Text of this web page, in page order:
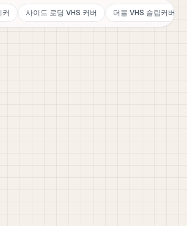
사이드 로딩 VHS 커버 더블 VHS 슬립커버